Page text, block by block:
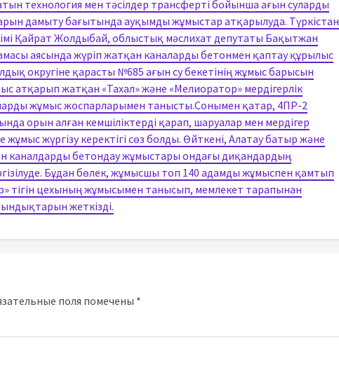
технология мен тәсілдер трансферті бойынша ағын суларды
дамыту бағытында ауқымды жұмыстар атқарылуда. Түркістан
Қайрат Жолдыбай, облыстық мәслихат депутаты Бақытжан
аясында жүріп жатқан каналарды бетонмен қаптау құрылыс
округіне қарасты №685 ағын су бекетінің жұмыс барысын
атқарып жатқан «Тахал» және «Мелиоратор» мердігерлік
жұмыс жоспарларымен танысты.Сонымен қатар, 4ПР-2
орын алған кемшіліктерді қарап, шаруалар мен мердігер
жүргізу керектігі сөз болды. Өйткені, Алатау батыр және
каналдарды бетондау жұмыстары ондағы диқандардың
Бұдан бөлек, жұмысшы топ 140 адамды жұмыспен қамтып
тігін цехының жұмысымен танысып, мемлекет тарапынан
жеткізді.
поля помечены *